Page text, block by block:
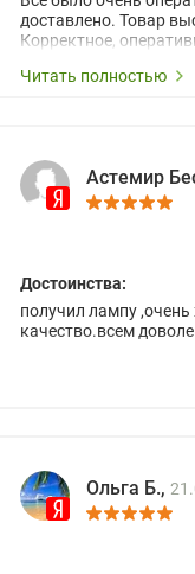
доставлено. Товар
Корректное,
Читать полностью
Астемир
Достоинства:
получил лампу
качество.всем
Ольга Б.,